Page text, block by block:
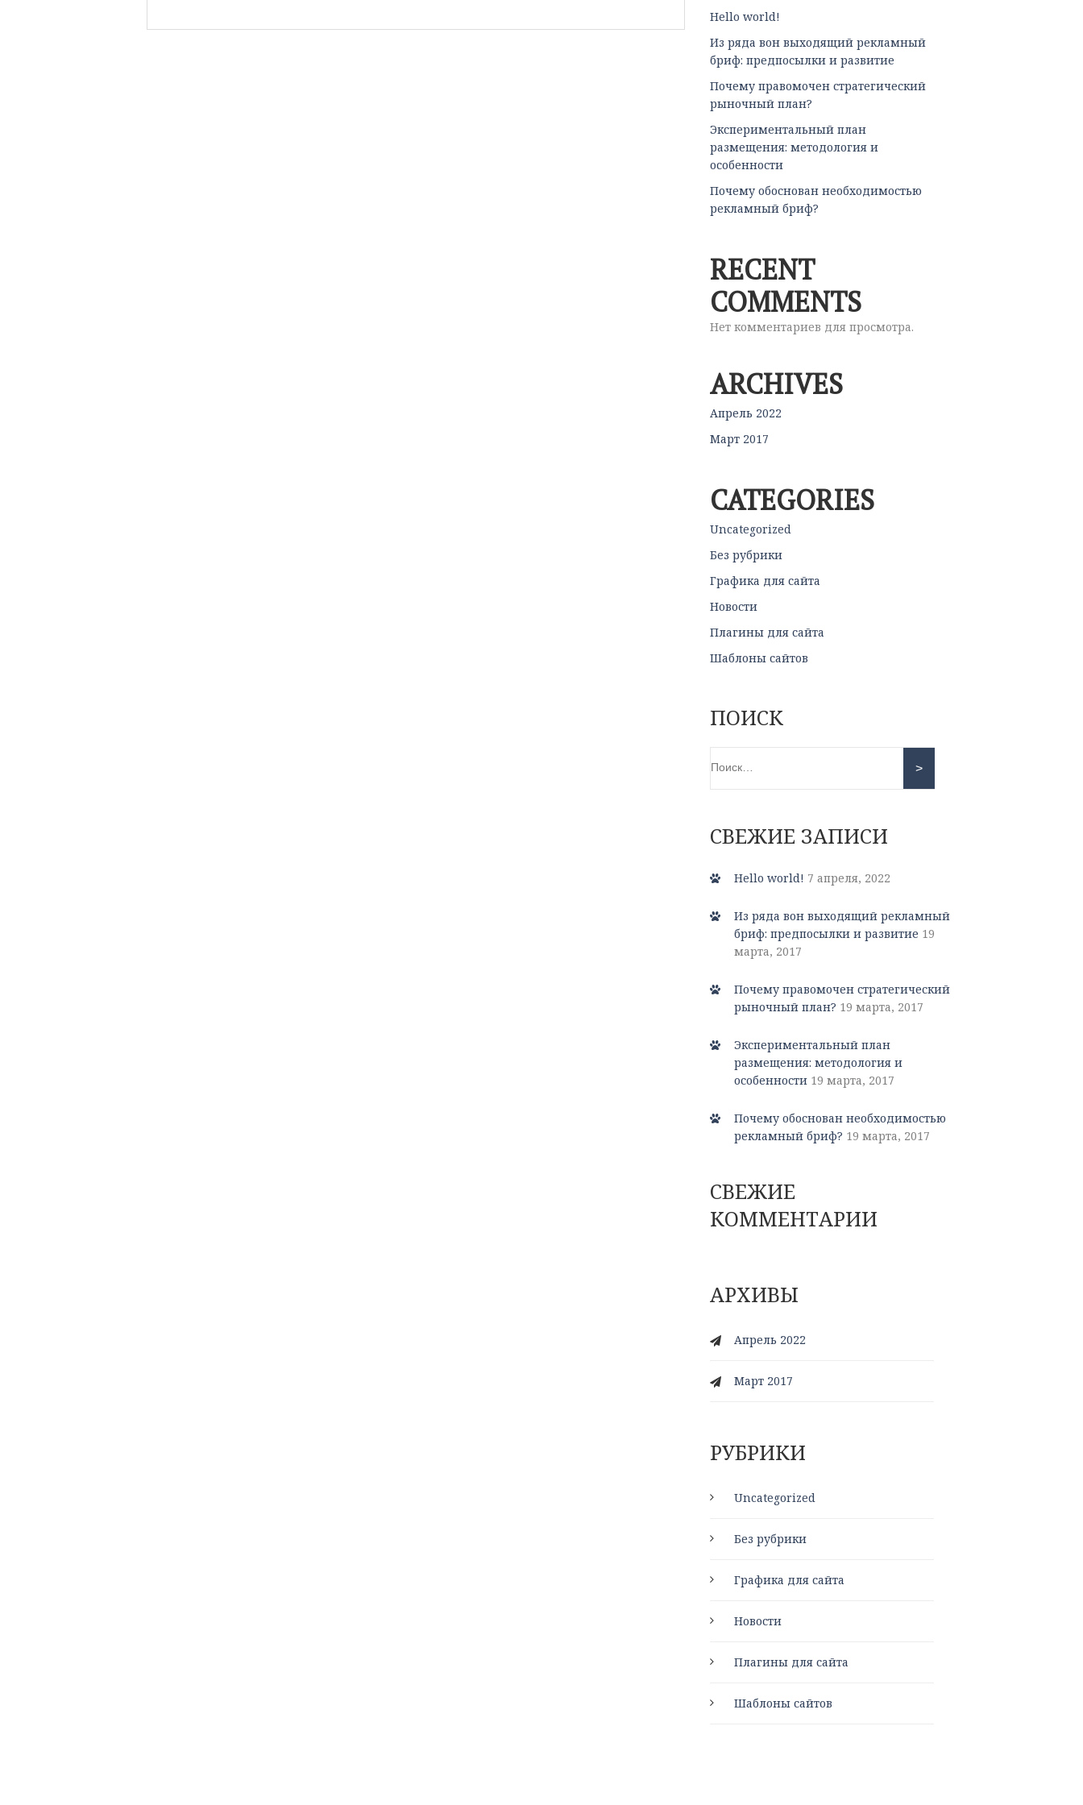
Hello world!
Из ряда вон выходящий рекламный
бриф: предпосылки и развитие
Почему правомочен стратегический
рыночный план?
Экспериментальный план
размещения: методология и
особенности
Почему обоснован необходимостью
рекламный бриф?
RECENT
COMMENTS
Нет комментариев для просмотра.
ARCHIVES
Апрель 2022
Март 2017
CATEGORIES
Uncategorized
Без рубрики
Графика для сайта
Новости
Плагины для сайта
Шаблоны сайтов
ПОИСК
СВЕЖИЕ ЗАПИСИ
Hello world! 7 апреля, 2022
Из ряда вон выходящий рекламный
бриф: предпосылки и развитие 19
марта, 2017
Почему правомочен стратегический
рыночный план? 19 марта, 2017
Экспериментальный план
размещения: методология и
особенности 19 марта, 2017
Почему обоснован необходимостью
рекламный бриф? 19 марта, 2017
СВЕЖИЕ
КОММЕНТАРИИ
АРХИВЫ
Апрель 2022
Март 2017
РУБРИКИ
Uncategorized
Без рубрики
Графика для сайта
Новости
Плагины для сайта
Шаблоны сайтов